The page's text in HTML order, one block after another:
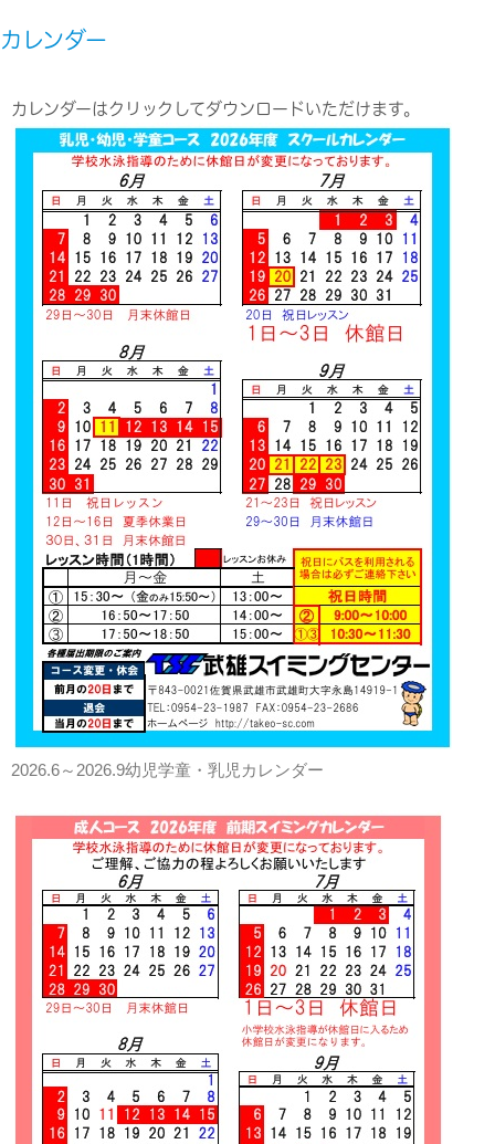
カレンダー
カレンダーはクリックしてダウンロードいただけます。
2026.6～2026.9幼児学童・乳児カレンダー